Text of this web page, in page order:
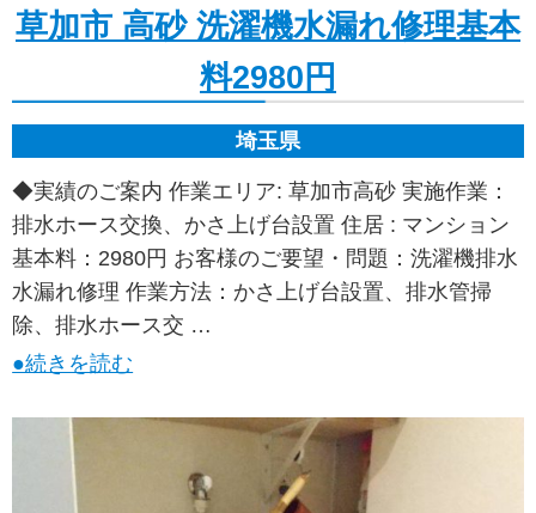
草加市 高砂 洗濯機水漏れ修理基本
料2980円
埼玉県
◆実績のご案内 作業エリア: 草加市高砂 実施作業：
排水ホース交換、かさ上げ台設置 住居 : マンション
基本料：2980円 お客様のご要望・問題：洗濯機排水
水漏れ修理 作業方法：かさ上げ台設置、排水管掃
除、排水ホース交 …
●続きを読む